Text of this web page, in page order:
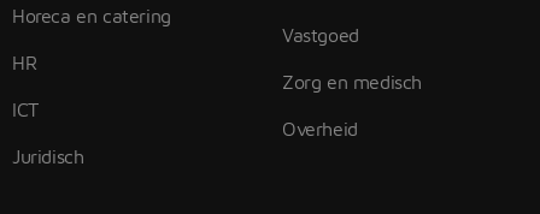
Horeca en catering
HR
ICT
Juridisch
Vastgoed
Zorg en medisch
Overheid